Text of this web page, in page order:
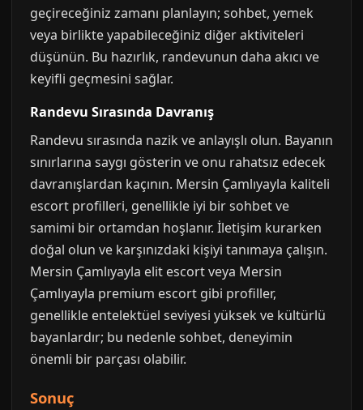
geçireceğiniz zamanı planlayın; sohbet, yemek
veya birlikte yapabileceğiniz diğer aktiviteleri
düşünün. Bu hazırlık, randevunun daha akıcı ve
keyifli geçmesini sağlar.
Randevu Sırasında Davranış
Randevu sırasında nazik ve anlayışlı olun. Bayanın
sınırlarına saygı gösterin ve onu rahatsız edecek
davranışlardan kaçının. Mersin Çamlıyayla kaliteli
escort profilleri, genellikle iyi bir sohbet ve
samimi bir ortamdan hoşlanır. İletişim kurarken
doğal olun ve karşınızdaki kişiyi tanımaya çalışın.
Mersin Çamlıyayla elit escort veya Mersin
Çamlıyayla premium escort gibi profiller,
genellikle entelektüel seviyesi yüksek ve kültürlü
bayanlardır; bu nedenle sohbet, deneyimin
önemli bir parçası olabilir.
Sonuç